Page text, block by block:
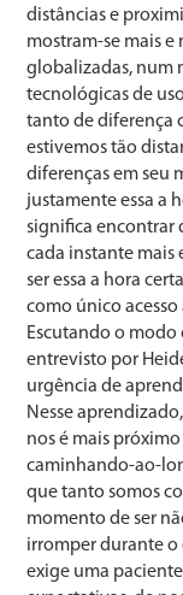
distâncias e
mostram-se mais
globalizadas, num
tecnológicas de
tanto de diferença
estivemos tão
diferenças em seu
justamente essa a
significa encontrar
cada instante
ser essa a hora
como único
Escutando o
entrevisto por
urgência de
Nesse
nos é mais
caminhando-ao-
que tanto somos
momento de ser
irromper durante
exige uma